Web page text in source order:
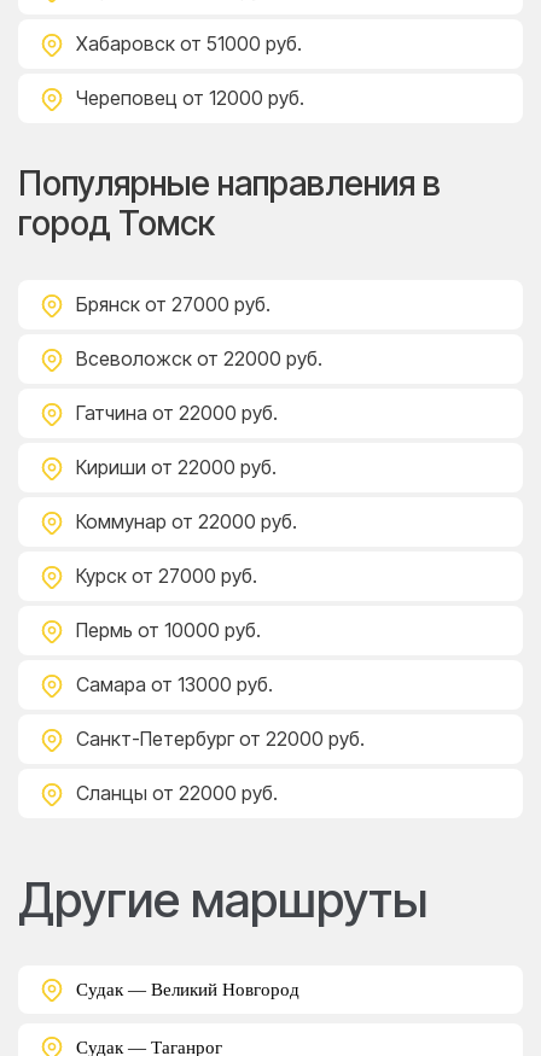
Хабаровск от 51000 руб.
Череповец от 12000 руб.
Популярные направления в
город Томск
Брянск от 27000 руб.
Всеволожск от 22000 руб.
Гатчина от 22000 руб.
Кириши от 22000 руб.
Коммунар от 22000 руб.
Курск от 27000 руб.
Пермь от 10000 руб.
Самара от 13000 руб.
Санкт-Петербург от 22000 руб.
Сланцы от 22000 руб.
Другие маршруты
Судак — Великий Новгород
Судак — Таганрог